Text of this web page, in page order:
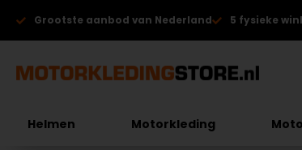
Grootste aanbod van Nederland 5 fysieke
Helmen Motorkleding